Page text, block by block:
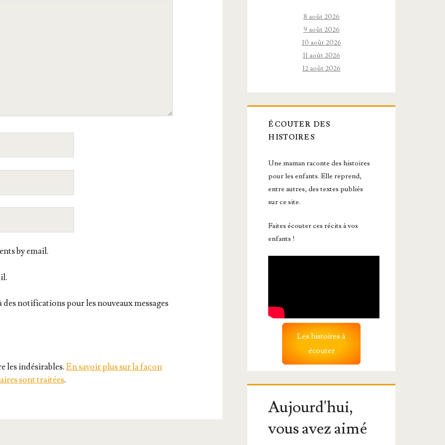
by email.
notifications pour les nouveaux messages
les indésirables.En savoir plus sur la façon
sont traitées.
8 août 2026
9 août 2026
10 août 2026
11 août 2026
12 août 2026
ÉCOUTER DES
HISTOIRES
Une maman raconte des histoires
pour les enfants. Elle reprend,
entre autres, des textes publiés
sur ce site.
Faites écouter ces récits à vos
enfants !
Les histoires à
écouter
Aujourd'hui,
vous avez aimé